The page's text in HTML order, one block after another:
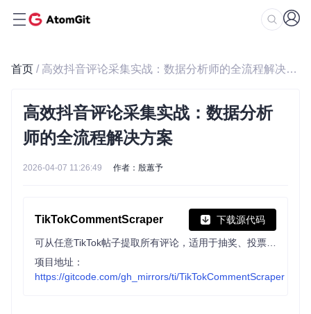
首页 / 高效抖音评论采集实战：数据分析师的全流程解决方案
高效抖音评论采集实战：数据分析
师的全流程解决方案
2026-04-07 11:26:49 作者：殷蕙予
TikTokCommentScraper 下载源代码
项目地址：
https://gitcode.com/gh_mirrors/ti/TikTokCommentScraper